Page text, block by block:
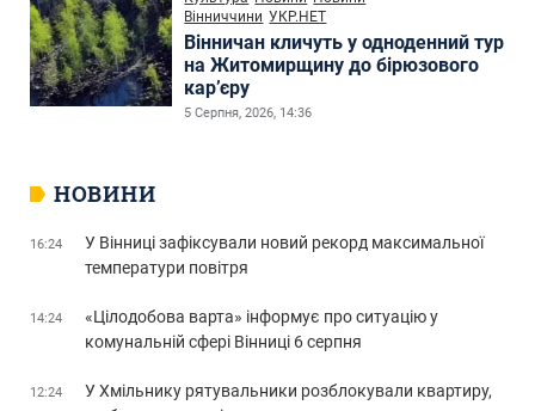
Вінниччини УКР.НЕТ
Вінничан кличуть у одноденний тур
на Житомирщину до бірюзового
кар’єру
5 Серпня, 2026, 14:36
НОВИНИ
16:24
У Вінниці зафіксували новий рекорд максимальної
температури повітря
14:24
«Цілодобова варта» інформує про ситуацію у
комунальній сфері Вінниці 6 серпня
12:24
У Хмільнику рятувальники розблокували квартиру,